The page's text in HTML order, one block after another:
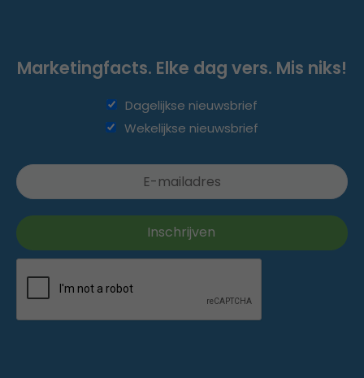
Marketingfacts. Elke dag vers. Mis niks!
Dagelijkse nieuwsbrief
Wekelijkse nieuwsbrief